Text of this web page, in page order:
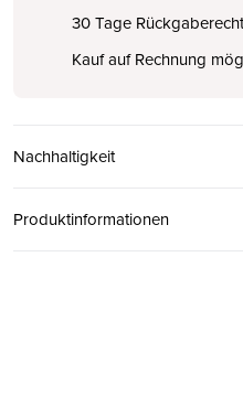
CHF 169.00
30 Tage Rückgaberecht
Kauf auf Rechnung
Nachhaltigkeit
Produktinformationen